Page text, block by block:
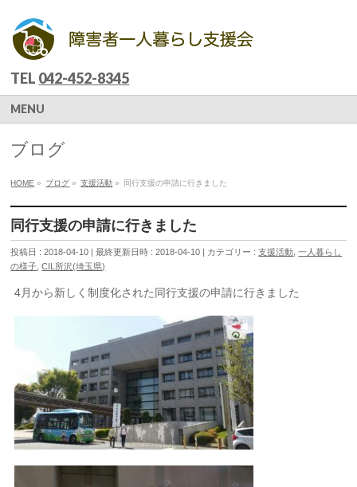
TEL 042-452-8345
MENU
ブログ
HOME » ブログ » 支援活動 » 同行支援の申請に行きました
同行支援の申請に行きました
投稿日 : 2018-04-10 最終更新日時 : 2018-04-10 カテゴリー :支援活動 ,一人暮らし
の様子 ,CIL所沢(埼玉県)
4月から新しく制度化された同行支援の申請に行きました